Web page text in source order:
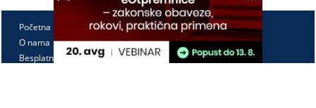
Početna
O nama
Besplatno